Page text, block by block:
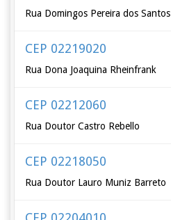
Rua Domingos Pereira dos Santos
CEP 02219020
Rua Dona Joaquina Rheinfrank
CEP 02212060
Rua Doutor Castro Rebello
CEP 02218050
Rua Doutor Lauro Muniz Barreto